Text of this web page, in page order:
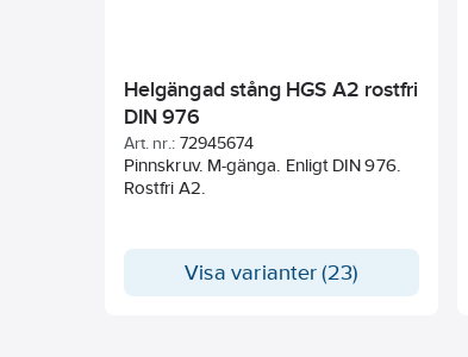
Helgängad stång HGS A2 rostfri
DIN 976
Art. nr.: 72945674
Pinnskruv. M-gänga. Enligt DIN 976.
Rostfri A2.
Visa varianter (23)